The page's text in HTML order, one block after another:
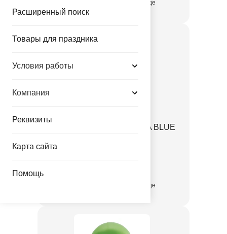
Расширенный поиск
Товары для праздника
Условия работы
Компания
Реквизиты
Карта сайта
Помощь
присутствует на складе
М 5"/13см Металлик AQUA BLUE
присутствует на складе